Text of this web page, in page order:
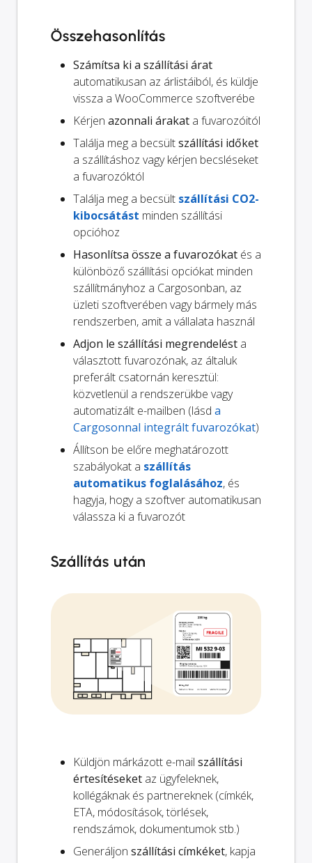
Összehasonlítás
Számítsa ki a szállítási árat
automatikusan az árlistáiból, és küldje
vissza a WooCommerce szoftverébe
Kérjen azonnali árakat a fuvarozóitól
Találja meg a becsültszállítási időket
a szállításhoz vagy kérjen becsléseket
a fuvarozóktól
Találja meg a becsült szállítási CO2-
kibocsátást minden szállítási
opcióhoz
Hasonlítsa össze a fuvarozókat és a
különböző szállítási opciókat minden
szállítmányhoz a Cargosonban, az
üzleti szoftverében vagy bármely más
rendszerben, amit a vállalata használ
Adjon le szállítási megrendelést a
választott fuvarozónak, az általuk
preferált csatornán keresztül:
közvetlenül a rendszerükbe vagy
automatizált e-mailben (lásd a
Cargosonnal integrált fuvarozókat)
Állítson be előre meghatározott
szabályokat a szállítás
automatikus foglalásához, és
hagyja, hogy a szoftver automatikusan
válassza ki a fuvarozót
Szállítás után
Küldjön márkázott e-mail szállítási
értesítéseket az ügyfeleknek,
kollégáknak és partnereknek (címkék,
ETA, módosítások, törlések,
rendszámok, dokumentumok stb.)
Generáljon szállítási címkéket, kapja